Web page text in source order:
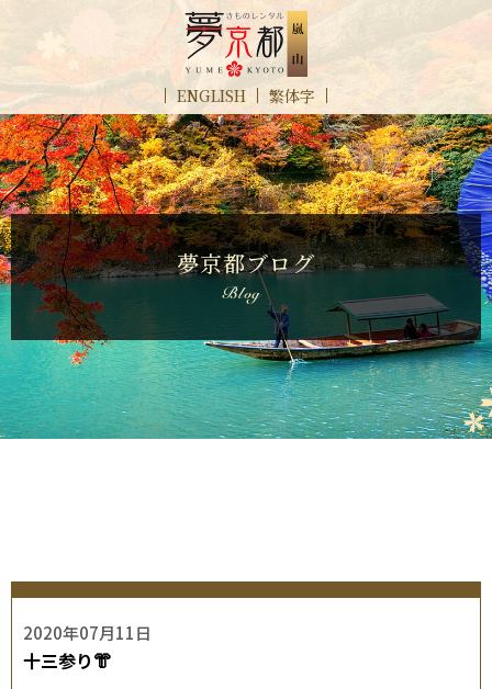
ENGLISH 繁体字
夢京都ブログ
blog
2020年07月11日
十三参り👘